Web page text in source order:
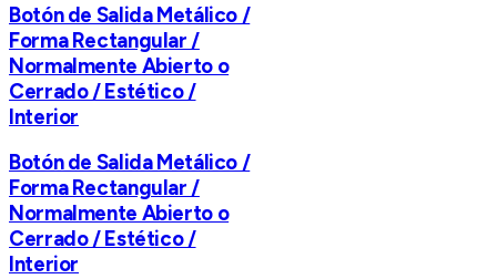
Botón de Salida Metálico /
Forma Rectangular /
Normalmente Abierto o
Cerrado / Estético /
Interior
Botón de Salida Metálico /
Forma Rectangular /
Normalmente Abierto o
Cerrado / Estético /
Interior